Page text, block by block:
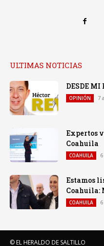
ULTIMAS NOTICIAS
DESDE MI
OPINIÓN 7
Expertos
Coahuila
COAHUILA
Estamos
Coahuila:
COAHUILA
© EL HERALDO DE SALTILLO